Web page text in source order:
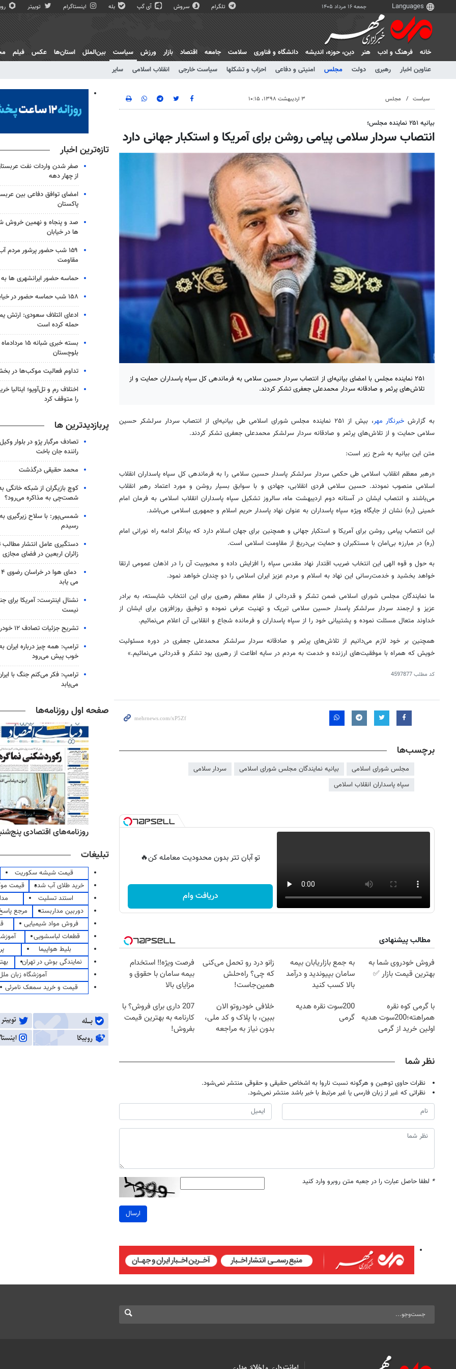
جمعه ۱۶ مرداد ۱۴۰۵ تلگرام سروش آی گپ بله اینستاگرام توییتر
خانه فرهنگ و ادب هنر دين، حوزه، انديشه دانشگاه و فناوری سلامت جامعه اقتصاد بازار ورزش
سیاست
عناوین اخبار
رهبری دولت مجلس امنیتی و دفاعی احزاب و تشکلها سیاست خارجی انقلاب اسلامی سایر
بین‌الملل استان‌ها عکس فیلم
سیاست مجلس ۳ اردیبهشت ۱۳۹۸، ۱۰:۱۵
بیانیه ۲۵۱ نماینده مجلس؛
انتصاب سردار سلامی پیامی روشن برای آمریکا و استکبار جهانی دارد
۲۵۱ نماینده مجلس با امضای بیانیه‌ای از انتصاب سردار حسین سلامی به فرماندهی کل سپاه پاسداران حمایت و از
تلاش‌های پرثمر و صادقانه سردار محمدعلی جعفری تشکر کردند.
به گزارشخبرنگار مهر
، بیش از ۲۵۱ نماینده مجلس شورای اسلامی طی بیانیه‌ای از انتصاب سردار سرلشکر حسین
سلامی حمایت و از تلاش‌های پرثمر و صادقانه سردار سرلشکر محمدعلی جعفری تشکر کردند.
متن این بیانیه به شرح زیر است:
«رهبر معظم انقلاب اسلامی طی حکمی سردار سرلشکر پاسدار حسین سلامی را به فرماندهی کل سپاه پاسداران انقلاب
اسلامی منصوب نمودند. حسین سلامی فردی انقلابی، جهادی و با سوابق بسیار روشن و مورد اعتماد رهبر انقلاب
می‌باشند و انتصاب ایشان در آستانه دوم اردیبهشت ماه، سالروز تشکیل سپاه پاسداران انقلاب اسلامی به فرمان امام
خمینی (ره) نشان از جایگاه ویژه سپاه پاسداران به عنوان نهاد پاسدار حریم اسلام و جمهوری اسلامی می‌باشد.
این انتصاب پیامی روشن برای آمریکا و استکبار جهانی و همچنین برای جهان اسلام دارد که بیانگر ادامه راه نورانی امام
(ره) در مبارزه بی‌امان با مستکبران و حمایت بی‌دریغ از مقاومت اسلامی است.
به حول و قوه الهی این انتخاب ضریب اقتدار نهاد مقدس سپاه را افزایش داده و محبوبیت آن را در اذهان عمومی ارتقا
خواهد بخشید و خدمت‌رسانی این نهاد به اسلام و مردم عزیز ایران اسلامی را دو چندان خواهد نمود.
ما نمایندگان مجلس شورای اسلامی ضمن تشکر و قدردانی از مقام معظم رهبری برای این انتخاب شایسته، به برادر
عزیز و ارجمند سردار سرلشکر پاسدار حسین سلامی تبریک و تهنیت عرض نموده و توفیق روزافزون برای ایشان از
خداوند متعال مسئلت نموده و پشتیبانی خود را از سپاه پاسداران و فرمانده شجاع و انقلابی آن اعلام می‌نمائیم.
همچنین بر خود لازم می‌دانیم از تلاش‌های پرثمر و صادقانه سردار سرلشکر محمدعلی جعفری در دوره مسئولیت
خویش که همراه با موفقیت‌های ارزنده و خدمت به مردم در سایه اطاعت از رهبری بود تشکر و قدردانی می‌نمائیم.»
کد مطلب4597877
برچسب‌ها
مجلس شورای اسلامی بیانیه نمایندگان مجلس شورای اسلامی
سردار سلامی
سپاه پاسداران انقلاب اسلامی
تو آبان تتر بدون محدودیت معامله کن🔥
دریافت وام
مطالب پیشنهادی
فروش خودروی شما به
بهترین قیمت بازار ✅
به جمع بازاریابان بیمه
سامان بپیوندید و درآمد
بالا کسب کنید
زانو درد رو تحمل می‌کنی
که چی؟ راه‌حلش
همین‌جاست!
فرصت ویژه‼️ استخدام
بیمه سامان با حقوق و
مزایای بالا
با گرمی کوه نقره
همراهته؛200سوت هدیه
اولین خرید از گرمی
200سوت نقره هدیه
گرمی
خلافی خودروتو الان
ببین، با پلاک و کد ملی،
بدون نیاز به مراجعه
207 داری برای فروش؟ با
کارنامه به بهترین قیمت
بفروش!
نظر شما
نظرات حاوی توهین و هرگونه نسبت ناروا به اشخاص حقیقی و حقوقی منتشر نمی‌شود.
نظراتی که غیر از زبان فارسی یا غیر مرتبط با خبر باشد منتشر نمی‌شود.
* لطفا حاصل عبارت را در جعبه متن روبرو وارد کنید
ارسال
تازه‌ترین اخبار
صفر شدن واردات نفت
از چهار دهه
امضای توافق دفاعی بین
پاکستان
صد و پنجاه و نهمین خروش
ها در خیابان
۱۵۹ شب حضور پرشور مردم
مقاومت
حماسه حضور ایرانشهری ها به شب
۱۵۸ شب حماسه حضور در خیابان های زابل
ادعای ائتلاف سعودی: ارتش
حمله کرده است
بلوچستان
تداوم فعالیت موکب‌ها در
اختلاف رم و تل‌آویو؛ ایتالیا
را متوقف کرد
پربازدیدترین ها
تصادف مرگبار پژو در بلوار
راننده جان باخت
محمد حقیقی درگذشت
کوچ بازیگران از شبکه خانگی
شصت‌چی به مذاکره می‌رود؟
شمسی‌پور: با سلاح زیرگیری
رسیدم
دستگیری عامل انتشار مطالب
زائران اربعین در فضای مجازی
می یابد
نشنال اینترست: آمریکا برای
نیست
تشریح جزئیات تصادف ۱۲ خودرو با ۱۹ مصدوم
ترامپ: همه چیز درباره ایران
خوب پیش می‌رود
ترامپ: فکر می‌کنم جنگ با
می‌یابد
صفحه اول روزنامه‌ها
روزنامه‌های صبح پنج‌شنبه ۱۵ مرداد ۱۴۰۵ روزنامه‌های اقتصادی پنج‌شنبه ۱۵ مرداد
تبلیغات
قیمت شیشه سکوریت
خرید طلای آب شده
قیمت
استند تسلیت
دوربین مداربسته
مرجع
فروش مواد شیمیایی
قطعات لباسشویی
بلیط هواپیما
نمایندگی بوش در تهران
آموزشگاه زبان
قیمت و خرید سمعک نامرئی